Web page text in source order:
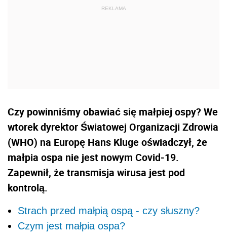
Czy powinniśmy obawiać się małpiej ospy? We
wtorek dyrektor Światowej Organizacji Zdrowia
(WHO) na Europę Hans Kluge oświadczył, że
małpia ospa nie jest nowym Covid-19.
Zapewnił, że transmisja wirusa jest pod
kontrolą.
Strach przed małpią ospą - czy słuszny?
Czym jest małpia ospa?